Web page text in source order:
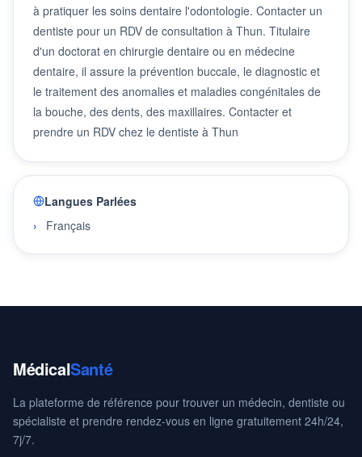
à pratiquer les soins dentaire l'odontologie. Contacter un
dentiste pour un RDV de consultation à Thun. Titulaire
d'un doctorat en chirurgie dentaire ou en médecine
dentaire, il assure la prévention buccale, le diagnostic et
le traitement des anomalies et maladies congénitales de
la bouche, des dents, des maxillaires. Contacter et
prendre un RDV chez le dentiste à Thun
Langues Parlées
Français
MédicalSanté
La plateforme de référence pour trouver un médecin, dentiste ou
spécialiste et prendre rendez-vous en ligne gratuitement 24h/24,
7j/7.